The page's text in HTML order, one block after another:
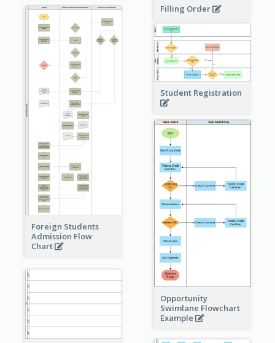
Filling Order
Foreign Students
Admission Flow
Chart
Student Registration
Opportunity
Swimlane Flowchart
Example